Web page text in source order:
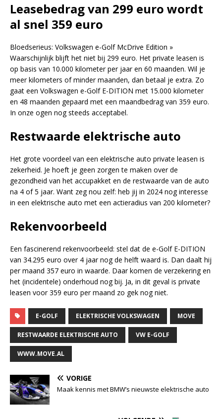
Leasebedrag van 299 euro wordt
al snel 359 euro
Bloedserieus: Volkswagen e-Golf McDrive Edition »
Waarschijnlijk blijft het niet bij 299 euro. Het private leasen is
op basis van 10.000 kilometer per jaar en 60 maanden. Wil je
meer kilometers of minder maanden, dan betaal je extra. Zo
gaat een Volkswagen e-Golf E-DITION met 15.000 kilometer
en 48 maanden gepaard met een maandbedrag van 359 euro.
In onze ogen nog steeds acceptabel.
Restwaarde elektrische auto
Het grote voordeel van een elektrische auto private leasen is
zekerheid. Je hoeft je geen zorgen te maken over de
gezondheid van het accupakket en de restwaarde van de auto
na 4 of 5 jaar. Want zeg nou zelf: heb jij in 2024 nog interesse
in een elektrische auto met een actieradius van 200 kilometer?
Rekenvoorbeeld
Een fascinerend rekenvoorbeeld: stel dat de e-Golf E-DITION
van 34.295 euro over 4 jaar nog de helft waard is. Dan daalt hij
per maand 357 euro in waarde. Daar komen de verzekering en
het (incidentele) onderhoud nog bij. Ja, in dit geval is private
leasen voor 359 euro per maand zo gek nog niet.
E-GOLF ELEKTRISCHE VOLKSWAGEN MOVE
RESTWAARDE ELEKTRISCHE AUTO VW E-GOLF
WWW.MOVE.AL
VORIGE
Maak kennis met BMW’s nieuwste elektrische auto